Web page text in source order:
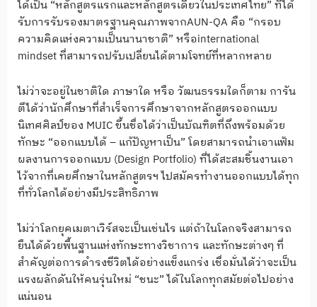
ได้เป็น “หลักสูตรแรกและหลักสูตรเดียวในประเทศไทย” ที่ได้
รับการรับรองมาตรฐานคุณภาพจากAUN-QA คือ “กรอบ
ความคิดแห่งความเป็นนานาชาติ” หรือinternational
mindset ที่สามารถปรับเปลี่ยนได้ตามโจทย์ที่หลากหลาย
ไม่ว่าจะอยู่ในชาติใด ภาษาใด หรือ วัฒนธรรมใดก็ตาม การัน
ตีได้ว่านักศึกษาที่สำเร็จการศึกษาจากหลักสูตรออกแบบ
นิเทศศิลป์ของ MUIC ขึ้นชื่อได้ว่าเป็นบัณฑิตที่ถึงพร้อมด้วย
ทักษะ “ออกแบบได้ – แก้ปัญหาเป็น” โดยสามารถนำเอาแฟ้ม
ผลงานการออกแบบ (Design Portfolio) ที่ได้สะสมชิ้นงานเอา
ไว้จากที่เคยศึกษาในหลักสูตรฯ ไปสมัครทำงานออกแบบได้ทุก
ที่ทั่วโลกได้อย่างมีประสิทธิภาพ
ไม่ว่าโลกยุคเมตาเวิร์สจะเป็นเช่นไร แต่ถ้าในโลกจริงสามารถ
ยืนได้ด้วยพื้นฐานแห่งทักษะทางวิชาการ และทักษะต่างๆ ที่
สำคัญต่อการดำรงชีวิตได้อย่างแข็งแกร่ง เชื่อมั่นได้ว่าจะเป็น
แรงผลักดันให้คนรุ่นใหม่ “ชนะ” ได้ในโลกทุกสมัยต่อไปอย่าง
แน่นอน